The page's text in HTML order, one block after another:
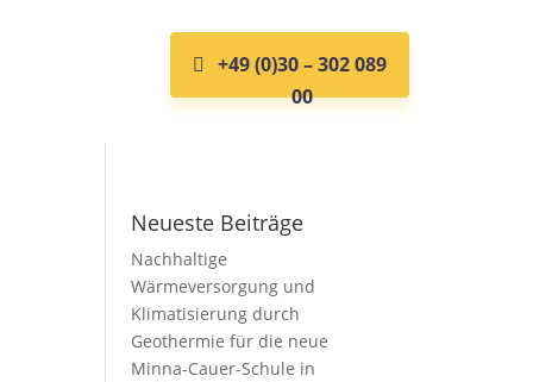
+49 (0)30 – 302 089
00
Neueste Beiträge
Nachhaltige
Wärmeversorgung und
Klimatisierung durch
Geothermie für die neue
Minna-Cauer-Schule in